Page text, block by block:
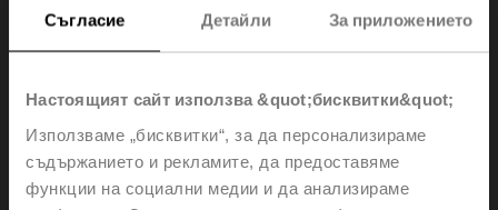
Съгласие Детайли За приложението
Настоящият сайт използва &quot;бисквитки&quot;
Използваме „бисквитки“, за да персонализираме
съдържанието и рекламите, да предоставяме
функции на социални медии и да анализираме
H6065X58-
SP2+NV24A-MP-TPC